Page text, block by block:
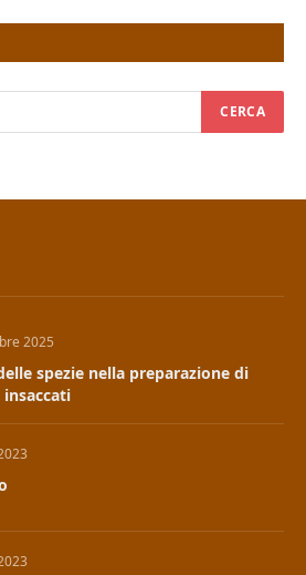
2025
spezie nella preparazione di